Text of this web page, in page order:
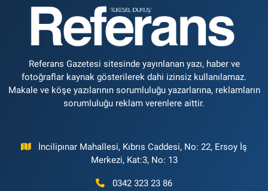
Referans Gazetesi sitesinde yayınlanan yazı, haber ve
fotoğraflar kaynak gösterilerek dahi izinsiz kullanılamaz.
Makale ve köşe yazılarının sorumluluğu yazarlarına, reklamların
sorumluluğu reklam verenlere aittir.
İncilipınar Mahallesi, Kıbrıs Caddesi, No: 22, Ersoy İş
Merkezi, Kat:3, No: 13
0342 323 23 86